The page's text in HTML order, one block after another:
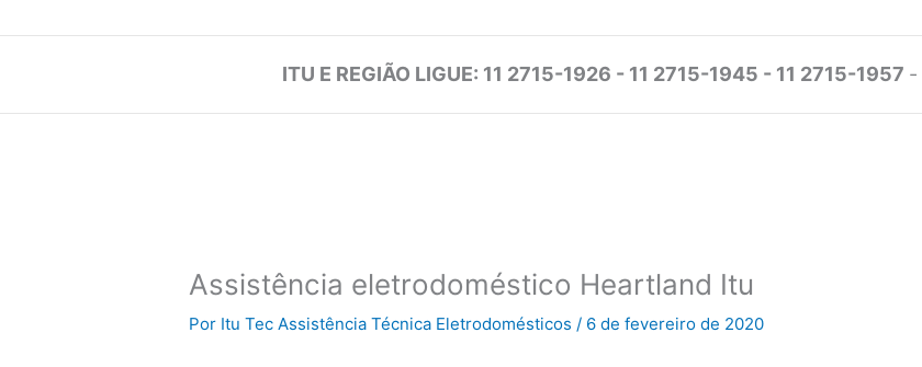
ITU E REGIÃO LIGUE: 11 2715-1926 - 11 2715-1945 - 11 2715-1957 -
Assistência eletrodoméstico Heartland Itu
Por Itu Tec Assistência Técnica Eletrodomésticos/ 6 de fevereiro de 2020